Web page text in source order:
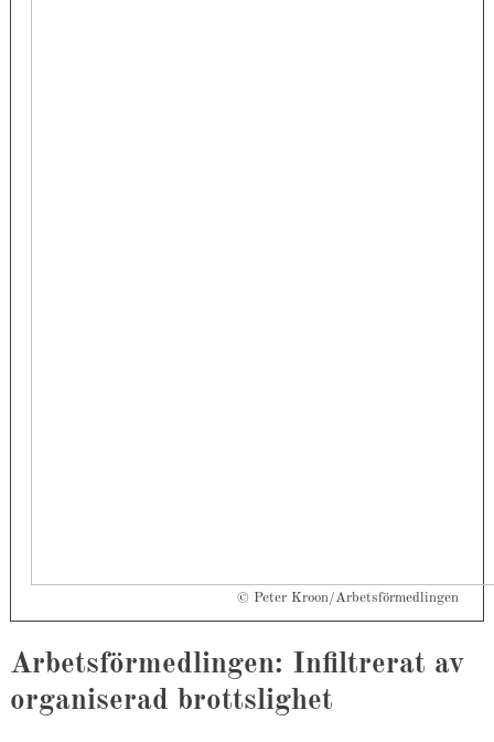
© Peter Kroon/Arbetsförmedlingen
Arbetsförmedlingen: Infiltrerat av
organiserad brottslighet